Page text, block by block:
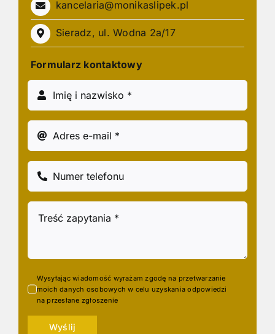
kancelaria@monikaslipek.pl
Sieradz, ul. Wodna 2a/17
Formularz kontaktowy
Wysyłając wiadomość wyrażam zgodę na przetwarzanie
moich danych osobowych w celu uzyskania odpowiedzi
na przesłane zgłoszenie
Wyślij